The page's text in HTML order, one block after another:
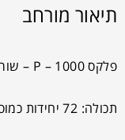
תיאור מורחב
פלקס P – 1000 – שורשים
תכולה: 72 יחידות כמוסות.